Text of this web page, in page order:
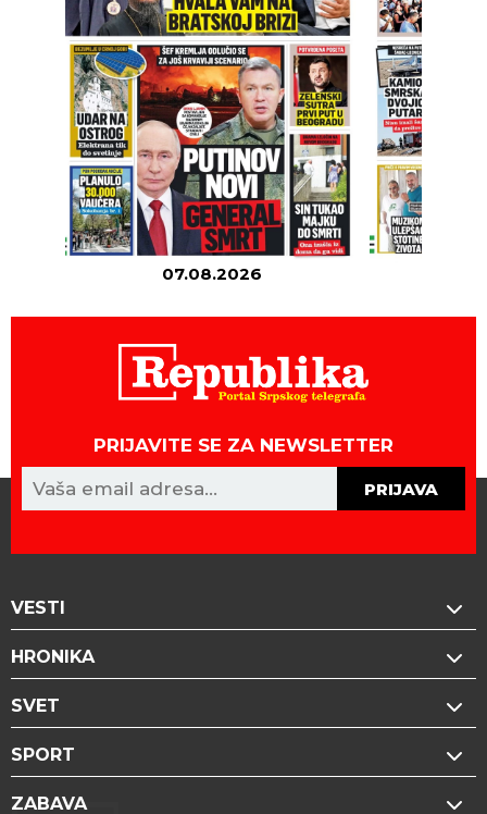
07.08.2026
PRIJAVITE SE ZA NEWSLETTER
PRIJAVA
VESTI
HRONIKA
SVET
SPORT
ZABAVA